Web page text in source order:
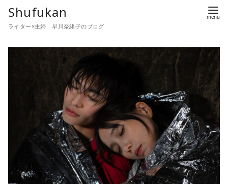
Shufukan
ライター×主婦 早川奈緒子のブログ